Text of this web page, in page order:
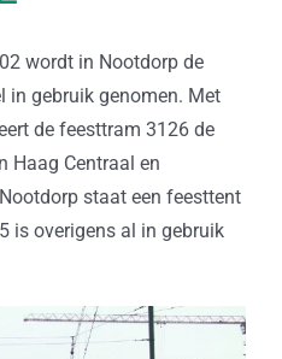
wordt in Nootdorp de
in gebruik genomen. Met
de feesttram 3126 de
Haag Centraal en
staat een feesttent
is overigens al in gebruik